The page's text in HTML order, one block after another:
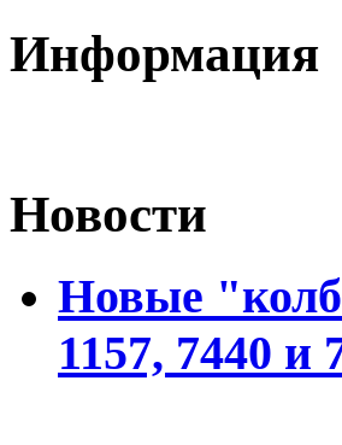
Информация
Новости
Новые
1157, 7440 и